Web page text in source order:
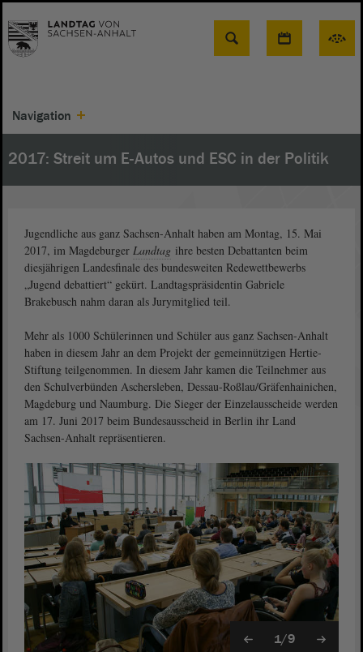
Suche
Navigation
2017: Streit um E-Autos und ESC in der Politik
Jugendliche aus ganz Sachsen-Anhalt haben am Montag, 15. Mai
2017, im Magdeburger Landtag ihre besten Debattanten beim
diesjährigen Landesfinale des bundesweiten Redewettbewerbs
„Jugend debattiert“ gekürt. Landtagspräsidentin Gabriele
Brakebusch nahm daran als Jurymitglied teil.
Mehr als 1000 Schülerinnen und Schüler aus ganz Sachsen-Anhalt
haben in diesem Jahr an dem Projekt der gemeinnützigen Hertie-
Stiftung teilgenommen. In diesem Jahr kamen die Teilnehmer aus
den Schulverbünden Aschersleben, Dessau-Roßlau/Gräfenhainichen,
Magdeburg und Naumburg. Die Sieger der Einzelausscheide werden
am 17. Juni 2017 beim Bundesausscheid in Berlin ihr Land
Sachsen-Anhalt repräsentieren.
1/9